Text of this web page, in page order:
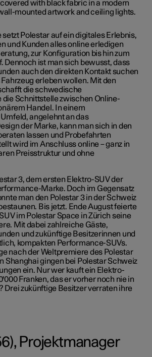
Polestar auf ein digitales Erlebnis,
und Kunden alles online erledigen
zur Konfiguration bis hin zum
Dennoch ist man sich bewusst, dass
auch den direkten Kontakt suchen
erleben wollen. Mit den
die schwedische
die Schnittstelle zwischen Online-
Handel. In einem
angelehnt an das
der Marke, kann man sich in den
lassen und Probefahrten
wird im Anschluss online – ganz in
Preisstruktur und ohne
3, dem ersten Elektro-SUV der
Marke. Doch im Gegensatz
man den Polestar 3 in der Schweiz
Bis jetzt. Ende August feierte
im Polestar Space in Zürich seine
Mit dabei zahlreiche Gäste,
und zukünftige Besitzerinnen und
kompakten Performance-SUVs.
nach der Weltpremiere des Polestar
Shanghai gingen bei Polestar Schweiz
ein. Nur wer kauft ein Elektro-
Franken, das er vorher noch nie in
Drei zukünftige Besitzer verraten ihre
Projektmanager